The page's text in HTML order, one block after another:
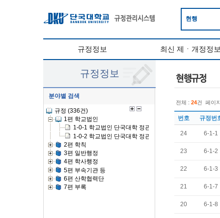
현행
규정정보 최신 제ㆍ개정정
규정정보
분야별 검색
전체 : 24건 페이
번호 규정번
24 6-1-1
23 6-1-2
22 6-1-3
21 6-1-7
20 6-1-8